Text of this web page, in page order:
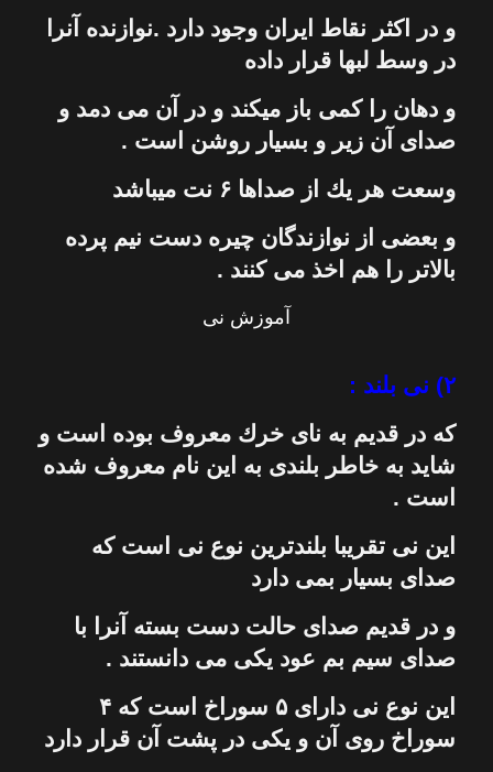
و در اكثر نقاط ایران وجود دارد .نوازنده آنرا
در وسط لبها قرار داده
و دهان را كمی باز میكند و در آن می دمد و
صدای آن زیر و بسیار روشن است .
وسعت هر یك از صداها ۶ نت میباشد
و بعضی از نوازندگان چیره دست نیم پرده
بالاتر را هم اخذ می كنند .
آموزش نی
۲) نی بلند :
كه در قدیم به نای خرك معروف بوده است و
شاید به خاطر بلندی به این نام معروف شده
است .
این نی تقریبا بلندترین نوع نی است كه
صدای بسیار بمی دارد
و در قدیم صدای حالت دست بسته آنرا با
صدای سیم بم عود یكی می دانستند .
این نوع نی دارای ۵ سوراخ است كه ۴
سوراخ روی آن و یكی در پشت آن قرار دارد